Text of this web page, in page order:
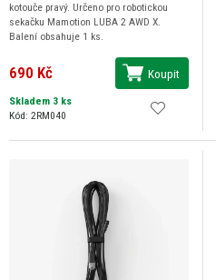
kotouče pravý. Určeno pro robotickou
sekačku Mamotion LUBA 2 AWD X.
Balení obsahuje 1 ks.
690 Kč Koupit
Skladem 3 ks
Kód: 2RM040